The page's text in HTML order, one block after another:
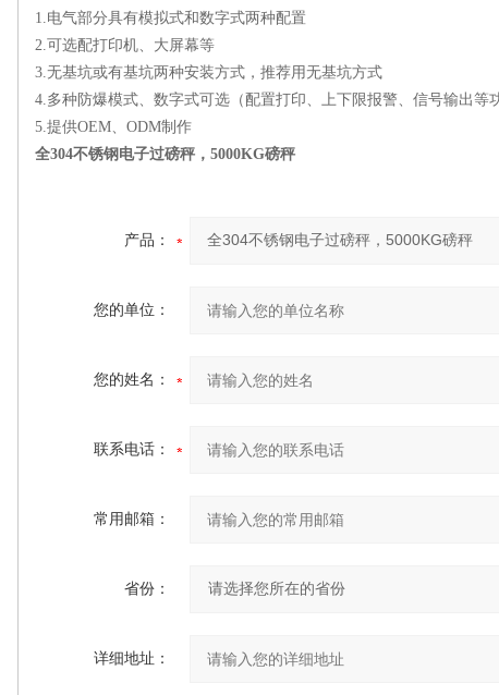
1.电气部分具有模拟式和数字式两种配置
2.可选配打印机、大屏幕等
3.无基坑或有基坑两种安装方式，推荐用无基坑方式
4.多种防爆模式、数字式可选（配置打印、上下限报警、信号输出等
5.提供OEM、ODM制作
全304不锈钢电子过磅秤，5000KG磅秤
产品：
您的单位：
您的姓名：
联系电话：
常用邮箱：
省份：
详细地址：